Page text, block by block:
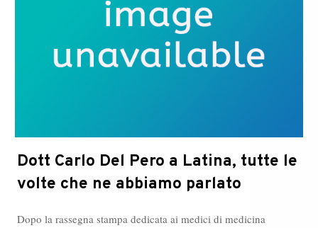
Dott Carlo Del Pero a Latina, tutte le
volte che ne abbiamo parlato
Dopo la rassegna stampa dedicata ai medici di medicina